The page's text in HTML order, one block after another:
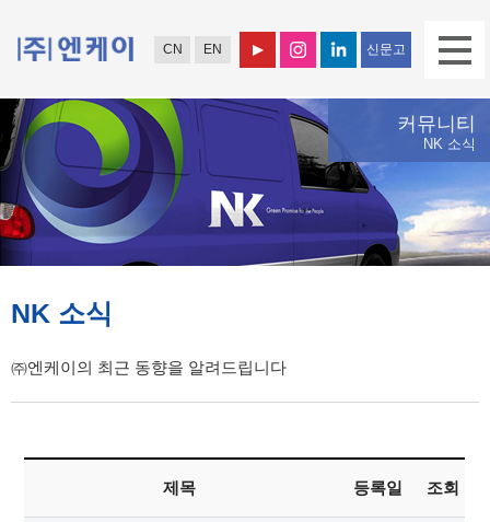
CN EN 신문고
커뮤니티
NK 소식
NK 소식
㈜엔케이의 최근 동향을 알려드립니다
제목 등록일 조회